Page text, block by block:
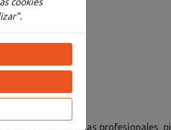
en acuarelas profesionales,